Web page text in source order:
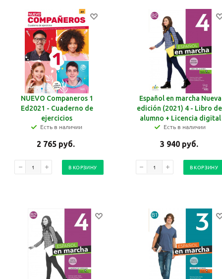
NUEVO Companeros 1
Ed2021 - Cuaderno de
ejercicios
Есть в наличии
2 765 руб.
В КОРЗИНУ
Español en marcha Nueva
edición (2021) 4 - Libro
alumno + Licencia digital
Есть в наличии
3 940 руб.
В КОРЗИНУ
Ваш E-mail:
политикой
Ваш E-mail:
политикой